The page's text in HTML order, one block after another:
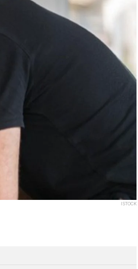
ISTOCK